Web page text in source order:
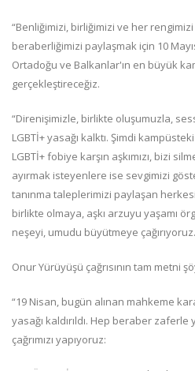
“Benliğimizi, birliğimizi ve her
beraberliğimizi paylaşmak için 10
Ortadoğu ve Balkanlar'ın en büyük
gerçekleştireceğiz.
“Direnişimizle, birlikte oluşumuzla,
LGBTİ+ yasağı kalktı. Şimdi
LGBTİ+ fobiye karşın aşkımızı, bizi
ayırmak isteyenlere ise sevgimizi
tanınma taleplerimizi paylaşan
birlikte olmaya, aşkı arzuyu yaşamı
neşeyi, umudu büyütmeye
Onur Yürüyüşü çağrısının tam metni
“19 Nisan, bugün alınan mahkeme
yasağı kaldırıldı. Hep beraber
çağrımızı yapıyoruz: